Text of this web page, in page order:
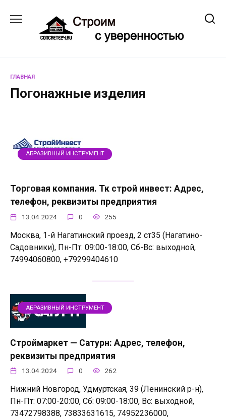
содержанию
ГЛАВНАЯ
Погонажные изделия
АБРАЗИВНЫЙ ИНСТРУМЕНТ
Торговая компания. Тк строй инвест: Адрес,
телефон, реквизиты предприятия
13.04.2024 0 255
Москва, 1-й Нагатинский проезд, 2 ст35 (Нагатино-
Садовники), Пн-Пт: 09:00-18:00, Сб-Вс: выходной,
74994060800, +79299404610
АБРАЗИВНЫЙ ИНСТРУМЕНТ
Строймаркет — Сатурн: Адрес, телефон,
реквизиты предприятия
13.04.2024 0 262
Нижний Новгород, Удмуртская, 39 (Ленинский р-н),
Пн-Пт: 07:00-20:00, Сб: 09:00-18:00, Вс: выходной,
73472798388, 73833631615, 74952236000,